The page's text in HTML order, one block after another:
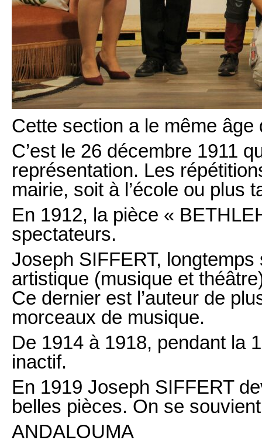
Cette section a le même
C’est le 26 décembre 1911
représentation. Les
mairie, soit à l’école ou
En 1912, la pièce «
spectateurs.
Joseph SIFFERT,
artistique (musique et
Ce dernier est l’auteur de
morceaux de musique.
De 1914 à 1918, pendant la 1
inactif.
En 1919 Joseph SIFFERT
belles pièces. On se
ANDALOUMA